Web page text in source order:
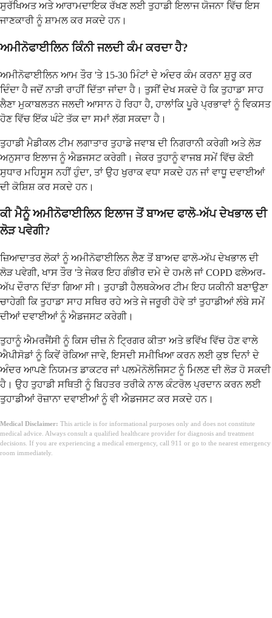
ਸੁਰੱਖਿਅਤ ਅਤੇ ਆਰਾਮਦਾਇਕ ਰੱਖਣ ਲਈ ਤੁਹਾਡੀ ਇਲਾਜ ਯੋਜਨਾ ਵਿੱਚ ਇਸ
ਜਾਣਕਾਰੀ ਨੂੰ ਸ਼ਾਮਲ ਕਰ ਸਕਦੇ ਹਨ।
ਅਮੀਨੋਫਾਈਲਿਨ ਕਿੰਨੀ ਜਲਦੀ ਕੰਮ ਕਰਦਾ ਹੈ?
ਅਮੀਨੋਫਾਈਲਿਨ ਆਮ ਤੌਰ 'ਤੇ 15-30 ਮਿੰਟਾਂ ਦੇ ਅੰਦਰ ਕੰਮ ਕਰਨਾ ਸ਼ੁਰੂ ਕਰ
ਦਿੰਦਾ ਹੈ ਜਦੋਂ ਨਾੜੀ ਰਾਹੀਂ ਦਿੱਤਾ ਜਾਂਦਾ ਹੈ। ਤੁਸੀਂ ਦੇਖ ਸਕਦੇ ਹੋ ਕਿ ਤੁਹਾਡਾ ਸਾਹ
ਲੈਣਾ ਮੁਕਾਬਲਤਨ ਜਲਦੀ ਆਸਾਨ ਹੋ ਰਿਹਾ ਹੈ, ਹਾਲਾਂਕਿ ਪੂਰੇ ਪ੍ਰਭਾਵਾਂ ਨੂੰ ਵਿਕਸਤ
ਹੋਣ ਵਿੱਚ ਇੱਕ ਘੰਟੇ ਤੱਕ ਦਾ ਸਮਾਂ ਲੱਗ ਸਕਦਾ ਹੈ।
ਤੁਹਾਡੀ ਮੈਡੀਕਲ ਟੀਮ ਲਗਾਤਾਰ ਤੁਹਾਡੇ ਜਵਾਬ ਦੀ ਨਿਗਰਾਨੀ ਕਰੇਗੀ ਅਤੇ ਲੋੜ
ਅਨੁਸਾਰ ਇਲਾਜ ਨੂੰ ਐਡਜਸਟ ਕਰੇਗੀ। ਜੇਕਰ ਤੁਹਾਨੂੰ ਵਾਜਬ ਸਮੇਂ ਵਿੱਚ ਕੋਈ
ਸੁਧਾਰ ਮਹਿਸੂਸ ਨਹੀਂ ਹੁੰਦਾ, ਤਾਂ ਉਹ ਖੁਰਾਕ ਵਧਾ ਸਕਦੇ ਹਨ ਜਾਂ ਵਾਧੂ ਦਵਾਈਆਂ
ਦੀ ਕੋਸ਼ਿਸ਼ ਕਰ ਸਕਦੇ ਹਨ।
ਕੀ ਮੈਨੂੰ ਅਮੀਨੋਫਾਈਲਿਨ ਇਲਾਜ ਤੋਂ ਬਾਅਦ ਫਾਲੋ-ਅੱਪ ਦੇਖਭਾਲ ਦੀ
ਲੋੜ ਪਵੇਗੀ?
ਜ਼ਿਆਦਾਤਰ ਲੋਕਾਂ ਨੂੰ ਅਮੀਨੋਫਾਈਲਿਨ ਲੈਣ ਤੋਂ ਬਾਅਦ ਫਾਲੋ-ਅੱਪ ਦੇਖਭਾਲ ਦੀ
ਲੋੜ ਪਵੇਗੀ, ਖਾਸ ਤੌਰ 'ਤੇ ਜੇਕਰ ਇਹ ਗੰਭੀਰ ਦਮੇ ਦੇ ਹਮਲੇ ਜਾਂ COPD ਫਲੇਅਰ-
ਅੱਪ ਦੌਰਾਨ ਦਿੱਤਾ ਗਿਆ ਸੀ। ਤੁਹਾਡੀ ਹੈਲਥਕੇਅਰ ਟੀਮ ਇਹ ਯਕੀਨੀ ਬਣਾਉਣਾ
ਚਾਹੇਗੀ ਕਿ ਤੁਹਾਡਾ ਸਾਹ ਸਥਿਰ ਰਹੇ ਅਤੇ ਜੇ ਜਰੂਰੀ ਹੋਵੇ ਤਾਂ ਤੁਹਾਡੀਆਂ ਲੰਬੇ ਸਮੇਂ
ਦੀਆਂ ਦਵਾਈਆਂ ਨੂੰ ਐਡਜਸਟ ਕਰੇਗੀ।
ਤੁਹਾਨੂੰ ਐਮਰਜੈਂਸੀ ਨੂੰ ਕਿਸ ਚੀਜ਼ ਨੇ ਟ੍ਰਿਗਰ ਕੀਤਾ ਅਤੇ ਭਵਿੱਖ ਵਿੱਚ ਹੋਣ ਵਾਲੇ
ਐਪੀਸੋਡਾਂ ਨੂੰ ਕਿਵੇਂ ਰੋਕਿਆ ਜਾਵੇ, ਇਸਦੀ ਸਮੀਖਿਆ ਕਰਨ ਲਈ ਕੁਝ ਦਿਨਾਂ ਦੇ
ਅੰਦਰ ਆਪਣੇ ਨਿਯਮਤ ਡਾਕਟਰ ਜਾਂ ਪਲਮੋਨੋਲੋਜਿਸਟ ਨੂੰ ਮਿਲਣ ਦੀ ਲੋੜ ਹੋ ਸਕਦੀ
ਹੈ। ਉਹ ਤੁਹਾਡੀ ਸਥਿਤੀ ਨੂੰ ਬਿਹਤਰ ਤਰੀਕੇ ਨਾਲ ਕੰਟਰੋਲ ਪ੍ਰਦਾਨ ਕਰਨ ਲਈ
ਤੁਹਾਡੀਆਂ ਰੋਜ਼ਾਨਾ ਦਵਾਈਆਂ ਨੂੰ ਵੀ ਐਡਜਸਟ ਕਰ ਸਕਦੇ ਹਨ।
Medical Disclaimer: This article is for informational purposes only and does not constitute
medical advice. Always consult a qualified healthcare provider for diagnosis and treatment
decisions. If you are experiencing a medical emergency, call 911 or go to the nearest emergency
room immediately.